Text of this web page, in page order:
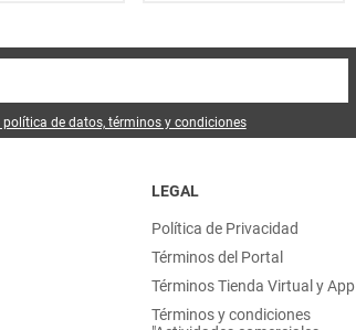
política de datos, términos y condiciones
LEGAL
Política de Privacidad
Términos del Portal
Términos Tienda Virtual y App
Términos y condiciones